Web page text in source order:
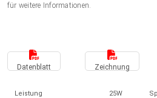
Svenska (SEK)
für weitere Informationen.
Datenblatt Zeichnung
Leistung 25W